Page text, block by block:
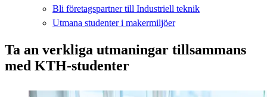
Bli företagspartner till Industriell teknik
Utmana studenter i makermiljöer
Ta an verkliga utmaningar tillsammans
med KTH-studenter